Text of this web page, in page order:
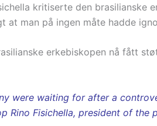
kritiserte den brasilianske
at man på ingen måte hadde
erkebiskopen nå fått
were waiting for after a
Rino Fisichella, president of